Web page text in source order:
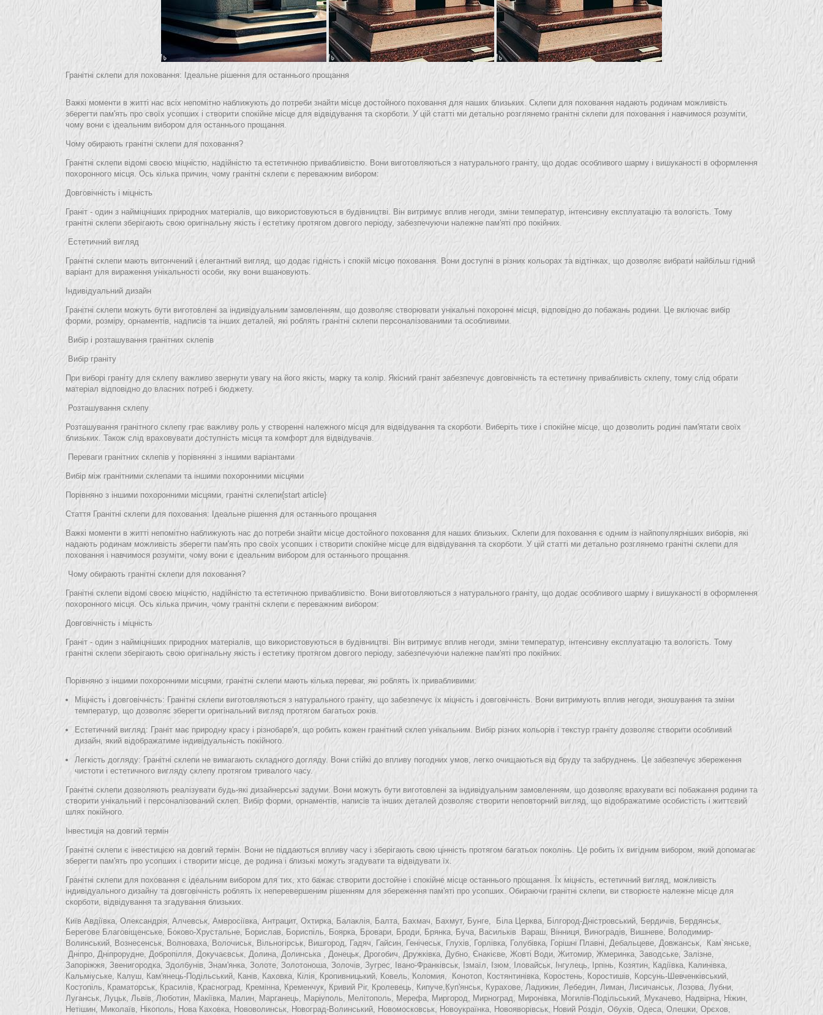
Гранітні склепи для поховання: Ідеальне рішення для останнього прощання
Важкі моменти в житті нас всіх непомітно наближують до потреби знайти місце достойного поховання для наших близьких. Склепи для поховання надають родинам можливість
зберегти пам'ять про своїх усопших і створити спокійне місце для відвідування та скорботи. У цій статті ми детально розглянемо гранітні склепи для поховання і навчимося розуміти,
чому вони є ідеальним вибором для останнього прощання.
Чому обирають гранітні склепи для поховання?
Гранітні склепи відомі своєю міцністю, надійністю та естетичною привабливістю. Вони виготовляються з натурального граніту, що додає особливого шарму і вишуканості в оформлення
похоронного місця. Ось кілька причин, чому гранітні склепи є переважним вибором:
Довговічність і міцність
Граніт - один з найміцніших природних матеріалів, що використовуються в будівництві. Він витримує вплив негоди, зміни температур, інтенсивну експлуатацію та вологість. Тому
гранітні склепи зберігають свою оригінальну якість і естетику протягом довгого періоду, забезпечуючи належне пам'яті про покійних.
Естетичний вигляд
Гранітні склепи мають витончений і елегантний вигляд, що додає гідність і спокій місцю поховання. Вони доступні в різних кольорах та відтінках, що дозволяє вибрати найбільш гідний
варіант для вираження унікальності особи, яку вони вшановують.
Індивідуальний дизайн
Гранітні склепи можуть бути виготовлені за індивідуальним замовленням, що дозволяє створювати унікальні похоронні місця, відповідно до побажань родини. Це включає вибір
форми, розміру, орнаментів, надписів та інших деталей, які роблять гранітні склепи персоналізованими та особливими.
Вибір і розташування гранітних склепів
Вибір граніту
При виборі граніту для склепу важливо звернути увагу на його якість, марку та колір. Якісний граніт забезпечує довговічність та естетичну привабливість склепу, тому слід обрати
матеріал відповідно до власних потреб і бюджету.
Розташування склепу
Розташування гранітного склепу грає важливу роль у створенні належного місця для відвідування та скорботи. Виберіть тихе і спокійне місце, що дозволить родині пам'ятати своїх
близьких. Також слід враховувати доступність місця та комфорт для відвідувачів.
Переваги гранітних склепів у порівнянні з іншими варіантами
Вибір між гранітними склепами та іншими похоронними місцями
Порівняно з іншими похоронними місцями, гранітні склепи{start article}
Стаття Гранітні склепи для поховання: Ідеальне рішення для останнього прощання
Важкі моменти в житті непомітно наближують нас до потреби знайти місце достойного поховання для наших близьких. Склепи для поховання є одним із найпопулярніших виборів, які
надають родинам можливість зберегти пам'ять про своїх усопших і створити спокійне місце для відвідування та скорботи. У цій статті ми детально розглянемо гранітні склепи для
поховання і навчимося розуміти, чому вони є ідеальним вибором для останнього прощання.
Чому обирають гранітні склепи для поховання?
Гранітні склепи відомі своєю міцністю, надійністю та естетичною привабливістю. Вони виготовляються з натурального граніту, що додає особливого шарму і вишуканості в оформлення
похоронного місця. Ось кілька причин, чому гранітні склепи є переважним вибором:
Довговічність і міцність
Граніт - один з найміцніших природних матеріалів, що використовуються в будівництві. Він витримує вплив негоди, зміни температур, інтенсивну експлуатацію та вологість. Тому
гранітні склепи зберігають свою оригінальну якість і естетику протягом довгого періоду, забезпечуючи належне пам'яті про покійних.
Порівняно з іншими похоронними місцями, гранітні склепи мають кілька переваг, які роблять їх привабливими:
Міцність і довговічність: Гранітні склепи виготовляються з натурального граніту, що забезпечує їх міцність і довговічність. Вони витримують вплив негоди, зношування та зміни
температур, що дозволяє зберегти оригінальний вигляд протягом багатьох років.
Естетичний вигляд: Граніт має природну красу і різнобарв'я, що робить кожен гранітний склеп унікальним. Вибір різних кольорів і текстур граніту дозволяє створити особливий
дизайн, який відображатиме індивідуальність покійного.
Легкість догляду: Гранітні склепи не вимагають складного догляду. Вони стійкі до впливу погодних умов, легко очищаються від бруду та забруднень. Це забезпечує збереження
чистоти і естетичного вигляду склепу протягом тривалого часу.
Гранітні склепи дозволяють реалізувати будь-які дизайнерські задуми. Вони можуть бути виготовлені за індивідуальним замовленням, що дозволяє врахувати всі побажання родини та
створити унікальний і персоналізований склеп. Вибір форми, орнаментів, написів та інших деталей дозволяє створити неповторний вигляд, що відображатиме особистість і життєвий
шлях покійного.
Інвестиція на довгий термін
Гранітні склепи є інвестицією на довгий термін. Вони не піддаються впливу часу і зберігають свою цінність протягом багатьох поколінь. Це робить їх вигідним вибором, який допомагає
зберегти пам'ять про усопших і створити місце, де родина і близькі можуть згадувати та відвідувати їх.
Гранітні склепи для поховання є ідеальним вибором для тих, хто бажає створити достойне і спокійне місце останнього прощання. Їх міцність, естетичний вигляд, можливість
індивідуального дизайну та довговічність роблять їх неперевершеним рішенням для збереження пам'яті про усопших. Обираючи гранітні склепи, ви створюєте належне місце для
скорботи, відвідування та згадування близьких.
Київ Авдіївка, Олександрія, Алчевськ, Амвросіївка, Антрацит, Охтирка, Балаклія, Балта, Бахмач, Бахмут, Бунге,
Біла Церква, Білгород-Дністровський, Бердичів, Бердянськ,
Берегове Благовіщенське, Боково-Хрустальне, Борислав, Бориспіль, Боярка, Бровари, Броди, Брянка, Буча, Васильків Вараш, Вінниця, Виноградів, Вишневе, Володимир-
Волинський, Вознесенськ, Волноваха, Волочиськ, Вільногірськ, Вишгород, Гадяч, Гайсин, Генічеськ, Глухів, Горлівка, Голубівка, Горішні Плавні, Дебальцеве, Довжанськ, Кам`янське,
Дніпро, Дніпрорудне, Добропілля, Докучаєвськ, Долина, Долинська , Донецьк, Дрогобич, Дружківка, Дубно, Єнакієве, Жовті Води, Житомир, Жмеринка, Заводське, Залізне,
Запоріжжя, Звенигородка, Здолбунів, Знам'янка, Золоте, Золотоноша, Золочів, Зугрес, Івано-Франківськ, Ізмаїл, Ізюм, Іловайськ, Інгулець, Ірпінь, Козятин, Кадіївка, Калинівка,
Кальміуське, Калуш, Кам'янець-Подільський, Канів, Каховка, Кілія, Кропивницький, Ковель, Коломия,
Конотоп, Костянтинівка, Коростень, Коростишів, Корсунь-Шевченківський,
Костопіль, Краматорськ, Красилів, Красноград, Кремінна, Кременчук, Кривий Ріг, Кролевець, Кипуче, Куп'янськ, Курахове, Ладижин, Лебедин, Лиман, Лисичанськ, Лозова, Лубни,
Луганськ, Луцьк, Львів, Люботин, Макіївка, Малин, Марганець, Маріуполь, Мелітополь, Мерефа, Миргород, Мирноград, Миронівка, Могилів-Подільський, Мукачево, Надвірна, Ніжин,
Нетішин, Миколаїв, Нікополь, Нова Каховка, Нововолинськ, Новоград-Волинський, Новомосковськ, Новоукраїнка, Новояворівськ, Новий Розділ, Обухів, Одеса, Олешки, Орєхов,